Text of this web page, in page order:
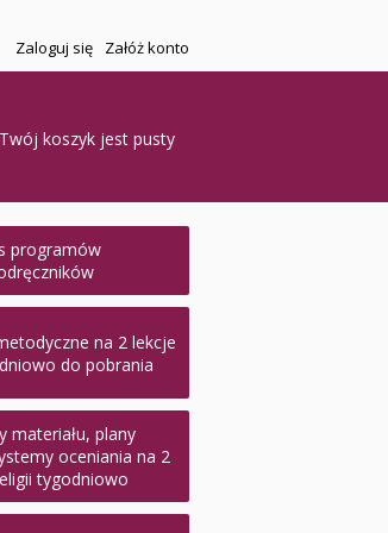
Zaloguj się Załóż konto
Twój koszyk jest pusty
programów
na 2 lekcje
do pobrania
materiału, plany
oceniania na 2
tygodniowo